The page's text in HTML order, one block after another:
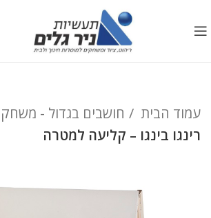
עמוד הבית
חושבים בגדול -
רינגו בינגו – קליעה למטרה